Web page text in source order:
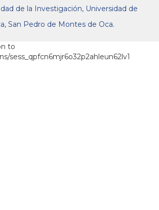
de la Investigación, Universidad de
San Pedro de Montes de Oca.
to
sess_qpfcn6mjr6o32p2ahleun62lv1